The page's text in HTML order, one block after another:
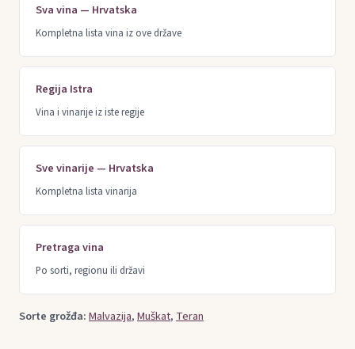
Sva vina — Hrvatska
Kompletna lista vina iz ove države
Regija Istra
Vina i vinarije iz iste regije
Sve vinarije — Hrvatska
Kompletna lista vinarija
Pretraga vina
Po sorti, regionu ili državi
Sorte grožđa:Malvazija,Muškat,Teran